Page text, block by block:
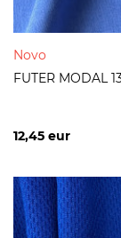
Novo
FUTER MODAL
12,45 eur